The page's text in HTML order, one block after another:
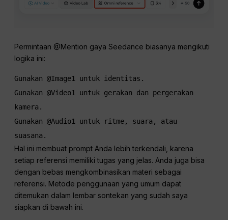
Permintaan @Mention gaya Seedance biasanya mengikuti
logika ini:
Gunakan @Image1 untuk identitas.
Gunakan @Video1 untuk gerakan dan pergerakan
kamera.
Gunakan @Audio1 untuk ritme, suara, atau
suasana.
Hal ini membuat prompt Anda lebih terkendali, karena
setiap referensi memiliki tugas yang jelas. Anda juga bisa
dengan bebas mengkombinasikan materi sebagai
referensi. Metode penggunaan yang umum dapat
ditemukan dalam lembar sontekan yang sudah saya
siapkan di bawah ini.